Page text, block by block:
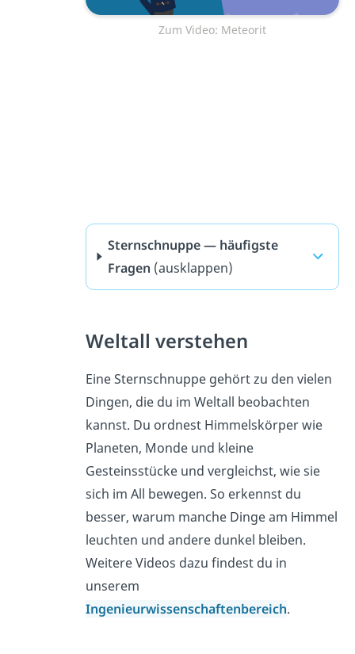
Zum Video: Meteorit
Sternschnuppe — häufigste
Fragen (ausklappen)
Weltall verstehen
Eine Sternschnuppe gehört zu den vielen
Dingen, die du im Weltall beobachten
kannst. Du ordnest Himmelskörper wie
Planeten, Monde und kleine
Gesteinsstücke und vergleichst, wie sie
sich im All bewegen. So erkennst du
besser, warum manche Dinge am Himmel
leuchten und andere dunkel bleiben.
Weitere Videos dazu findest du in
unserem
Ingenieurwissenschaftenbereich.